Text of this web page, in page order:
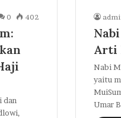
0 402
dan
Arti
Nabi
yaitu
Umar